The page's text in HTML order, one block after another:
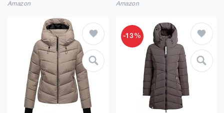
Amazon Amazon
-13%